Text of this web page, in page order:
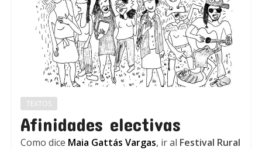
TEXTOS
Afinidades electivas
Como dice Maia Gattás Vargas, ir al Festival Rural